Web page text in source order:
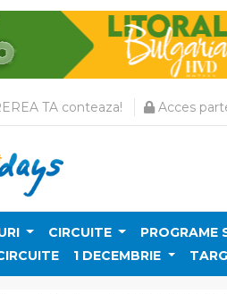
TA conteaza! Acces
CIRCUITE PROGRAME
1 DECEMBRIE